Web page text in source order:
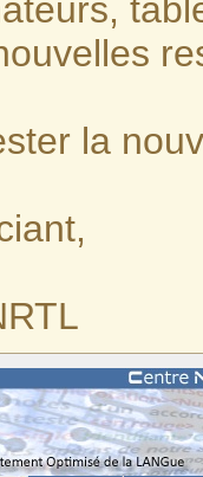
la